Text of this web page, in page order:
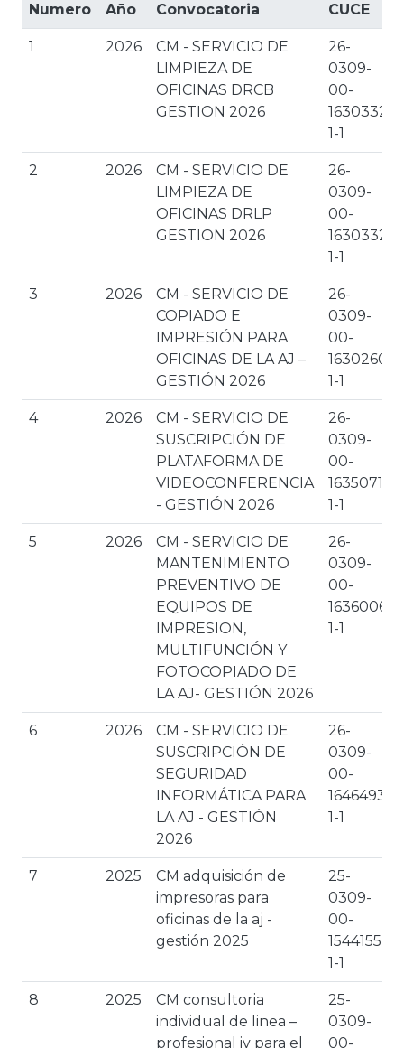
Numero Año Convocatoria CUCE
1 2026
CM - SERVICIO DE
LIMPIEZA DE
OFICINAS DRCB
GESTION 2026
26-
0309-
00-
1630332-
1-1
2 2026
CM - SERVICIO DE
LIMPIEZA DE
OFICINAS DRLP
GESTION 2026
26-
0309-
00-
1630332-
1-1
3 2026
CM - SERVICIO DE
COPIADO E
IMPRESIÓN PARA
OFICINAS DE LA AJ –
GESTIÓN 2026
26-
0309-
00-
1630260-
1-1
4 2026
CM - SERVICIO DE
SUSCRIPCIÓN DE
PLATAFORMA DE
VIDEOCONFERENCIA
- GESTIÓN 2026
26-
0309-
00-
1635071-
1-1
5 2026
CM - SERVICIO DE
MANTENIMIENTO
PREVENTIVO DE
EQUIPOS DE
IMPRESION,
MULTIFUNCIÓN Y
FOTOCOPIADO DE
LA AJ- GESTIÓN 2026
26-
0309-
00-
1636006-
1-1
6 2026
CM - SERVICIO DE
SUSCRIPCIÓN DE
SEGURIDAD
INFORMÁTICA PARA
LA AJ - GESTIÓN
2026
26-
0309-
00-
1646493-
1-1
7 2025
CM adquisición de
impresoras para
oficinas de la aj -
gestión 2025
25-
0309-
00-
1544155-
1-1
8 2025
CM consultoria
individual de linea –
profesional iv para el
25-
0309-
00-